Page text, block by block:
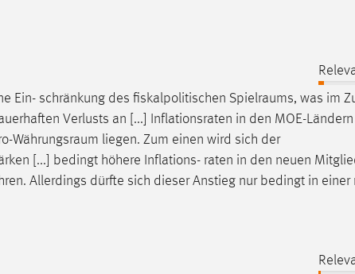
Ein- schränkung des fiskalpolitischen Spielraums, was im
Verlusts an [...] Inflationsraten in den MOE-
Währungsraum liegen. Zum einen wird sich der
[...] bedingt höhere Inflations- raten in den neuen
Allerdings dürfte sich dieser Anstieg nur bedingt in einer